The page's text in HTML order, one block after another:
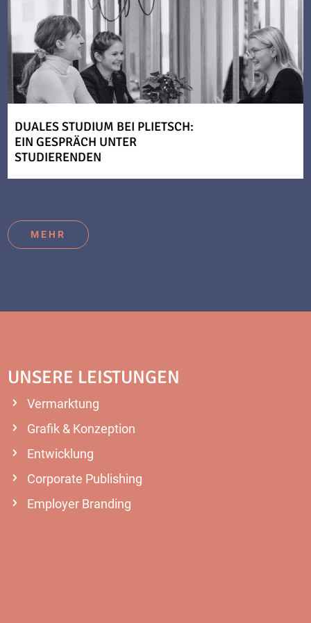
DUALES STUDIUM BEI PLIETSCH:
EIN GESPRÄCH UNTER
STUDIERENDEN
MEHR
UNSERE LEISTUNGEN
Vermarktung
Grafik & Konzeption
Entwicklung
Corporate Publishing
Employer Branding